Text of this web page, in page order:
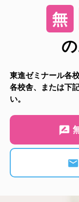
東進ゼミナール各
各校舎、または下
い。